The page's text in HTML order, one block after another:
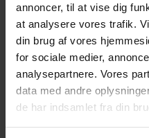
annoncer, til at vise dig
at analysere vores trafik.
din brug af vores
for sociale medier,
analysepartnere. Vores
data med andre
de har indsamlet fra din